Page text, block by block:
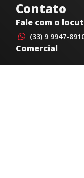
Contato
Fale com o
(33) 9 9947-
Comercial